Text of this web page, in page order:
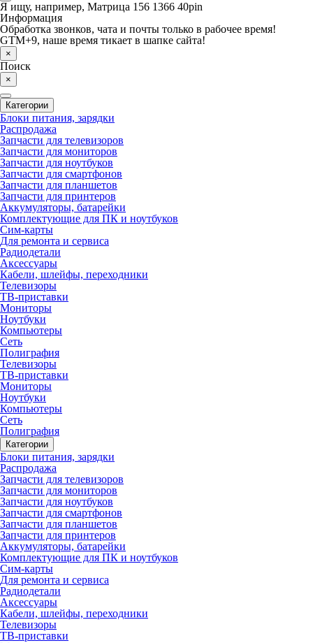
Я ищу, например, Матрица 156 1366 40pin
Информация
Обработка звонков, чата и почты только в рабочее время!
GTM+9, наше время тикает в шапке сайта!
×
Поиск
×
Категории
Блоки питания, зарядки
Распродажа
Запчасти для телевизоров
Запчасти для мониторов
Запчасти для ноутбуков
Запчасти для смартфонов
Запчасти для планшетов
Запчасти для принтеров
Аккумуляторы, батарейки
Комплектующие для ПК и ноутбуков
Сим-карты
Для ремонта и сервиса
Радиодетали
Аксессуары
Кабели, шлейфы, переходники
Телевизоры
ТВ-приставки
Мониторы
Ноутбуки
Компьютеры
Сеть
Полиграфия
Телевизоры
ТВ-приставки
Мониторы
Ноутбуки
Компьютеры
Сеть
Полиграфия
Категории
Блоки питания, зарядки
Распродажа
Запчасти для телевизоров
Запчасти для мониторов
Запчасти для ноутбуков
Запчасти для смартфонов
Запчасти для планшетов
Запчасти для принтеров
Аккумуляторы, батарейки
Комплектующие для ПК и ноутбуков
Сим-карты
Для ремонта и сервиса
Радиодетали
Аксессуары
Кабели, шлейфы, переходники
Телевизоры
ТВ-приставки